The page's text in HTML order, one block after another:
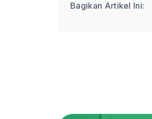
Bagikan Artikel Ini: